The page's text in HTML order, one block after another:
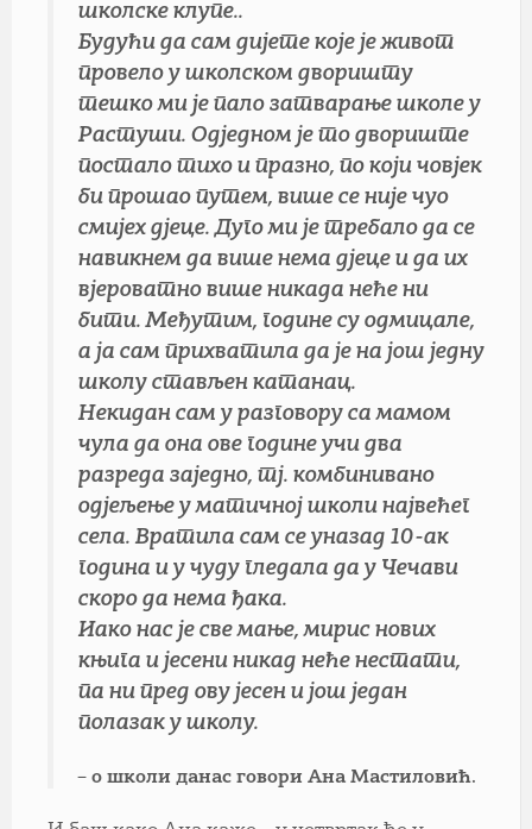
школске клупе..
Будући да сам дијете које је живот
провело у школском дворишту
тешко ми је пало затварање школе у
Растуши. Одједном је то двориште
постало тихо и празно, по који човјек
би прошао путем, више се није чуо
смијех дјеце. Дуго ми је требало да се
навикнем да више нема дјеце и да их
вјероватно више никада неће ни
бити. Међутим, године су одмицале,
а ја сам прихватила да је на још једну
школу стављен катанац.
Некидан сам у разговору са мамом
чула да она ове године учи два
разреда заједно, тј. комбинивано
одјељење у матичној школи највећег
села. Вратила сам се уназад 10-ак
година и у чуду гледала да у Чечави
скоро да нема ђака.
Иако нас је све мање, мирис нових
књига и јесени никад неће нестати,
па ни пред ову јесен и још један
полазак у школу.
– о школи данас говори Ана Мастиловић.